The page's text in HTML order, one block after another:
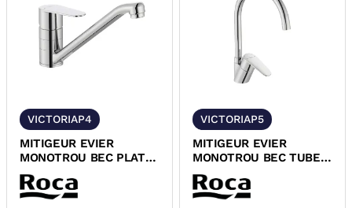
VICTORIAP4
MITIGEUR EVIER
MONOTROU BEC PLAT
ORIENTABLE VICTORIA
PLUS ROCA
A5A894FC0F
VICTORIAP5
MITIGEUR EVIER
MONOTROU BEC TUBE
ORIENTABLE VICTORIA
PLUS ROCA
A5A8E4FC0F